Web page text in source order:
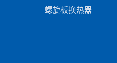
螺旋板换热器